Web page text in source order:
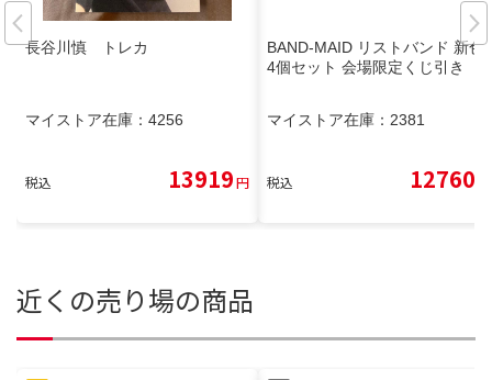
長谷川慎 トレカ
マイストア在庫： 4256
税込 13919円
BAND-MAID リストバンド 新色
4個セット 会場限定くじ引き
マイストア在庫： 2381
税込 12760
近くの売り場の商品